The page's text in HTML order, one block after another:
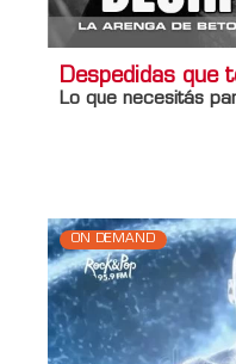
Despedidas que
Lo que necesitás
ON DEMAND